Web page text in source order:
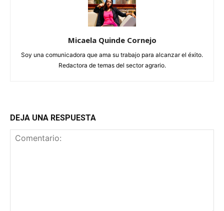
Micaela Quinde Cornejo
Soy una comunicadora que ama su trabajo para alcanzar el éxito.
Redactora de temas del sector agrario.
DEJA UNA RESPUESTA